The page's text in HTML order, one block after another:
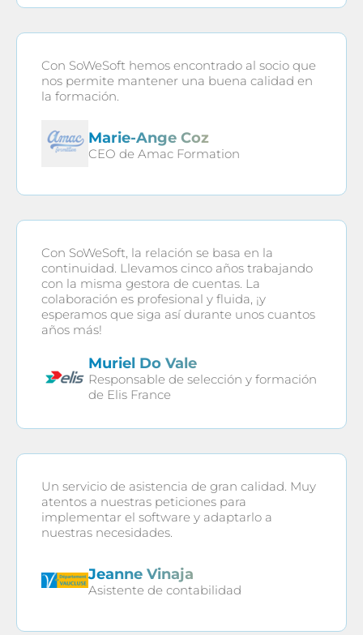
Con SoWeSoft hemos encontrado al socio que
nos permite mantener una buena calidad en
la formación.
Marie-Ange Coz
CEO de Amac Formation
Con SoWeSoft, la relación se basa en la
continuidad. Llevamos cinco años trabajando
con la misma gestora de cuentas. La
colaboración es profesional y fluida, ¡y
esperamos que siga así durante unos cuantos
años más!
Muriel Do Vale
Responsable de selección y formación
de Elis France
Un servicio de asistencia de gran calidad. Muy
atentos a nuestras peticiones para
implementar el software y adaptarlo a
nuestras necesidades.
Jeanne Vinaja
Asistente de contabilidad